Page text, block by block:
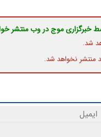
خبرگزاری موج در وب منتشر
شد.
منتشر نخواهد شد.